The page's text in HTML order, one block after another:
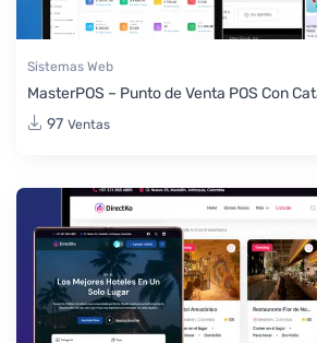
Sistemas Web
MasterPOS – Punto de Venta POS Con
97 Ventas